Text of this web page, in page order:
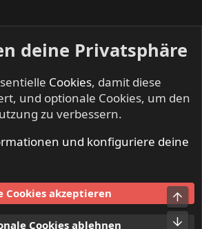
Rock'n'Roll & Classic Rock
Datenschutz
S
deine Privatsphäre
Cookies, damit diese
und optionale Cookies, um den
zu verbessern.
und konfiguriere deine
Cookies akzeptieren
Cookies ablehnen